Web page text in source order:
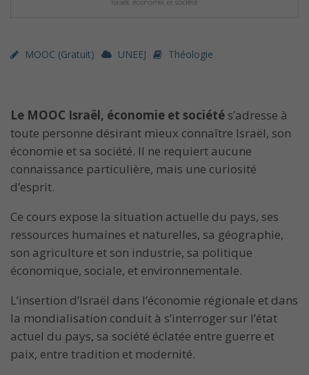
MOOC (gratuit) UNEEJ Théologie
Le MOOC Israël, économie et société s’adresse à
toute personne désirant mieux connaître Israël, son
économie et sa société. Il ne requiert aucune
connaissance particulière, mais une curiosité
d’esprit.
Ce cours expose la situation actuelle du pays, ses
ressources humaines et naturelles, sa géographie,
son agriculture et son industrie, sa politique
économique, sociale, et environnementale.
L’insertion d’Israël dans l’économie régionale et dans
la mondialisation conduit à s’interroger sur l’état
actuel du pays, sa société éclatée entre guerre et
paix, entre tradition et modernité.